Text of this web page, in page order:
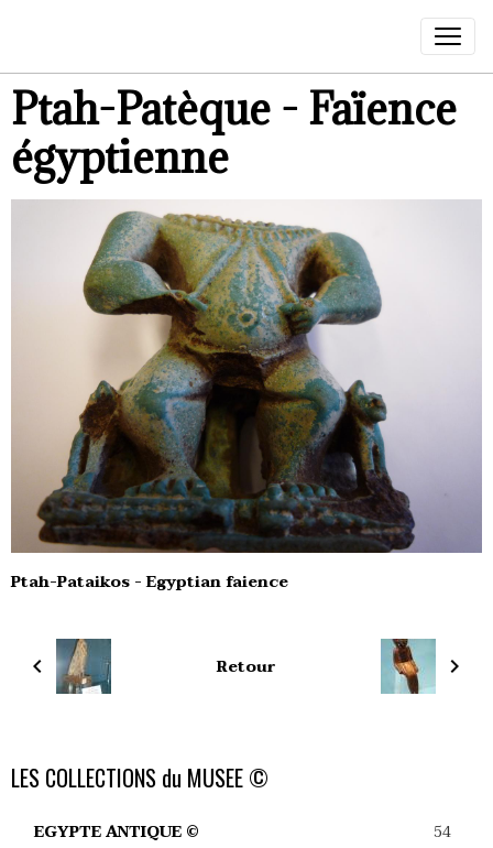
Ptah-Patèque - Faïence
égyptienne
Ptah-Pataikos - Egyptian faience
Retour
LES COLLECTIONS du MUSEE ©
EGYPTE ANTIQUE © 54